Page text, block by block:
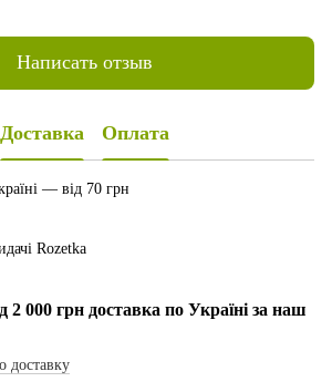
Написать отзыв
Доставка Оплата
— від 70 грн
Rozetka
2 000 грн доставка по Україні за наш
доставку